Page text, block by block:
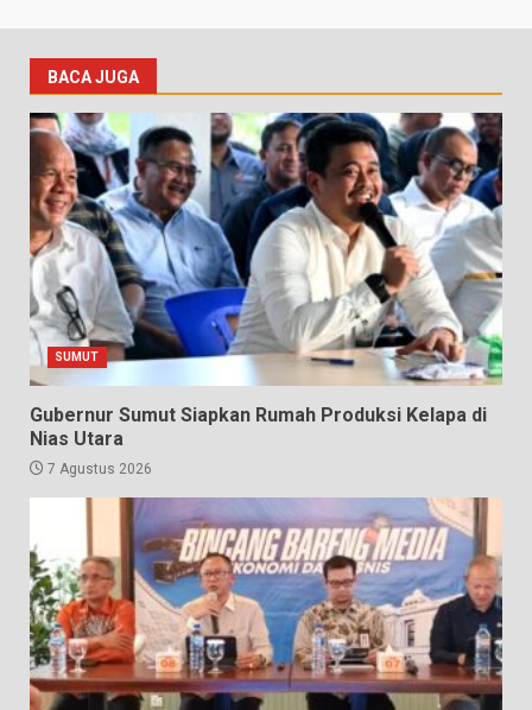
BACA JUGA
SUMUT
Gubernur Sumut Siapkan Rumah Produksi Kelapa di
Nias Utara
7 Agustus 2026